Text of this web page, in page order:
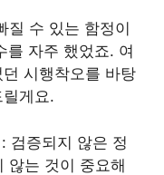
질 수 있는 함정이
를 자주 했었죠. 여
시행착오를 바탕
게요.
검증되지 않은 정
않는 것이 중요해